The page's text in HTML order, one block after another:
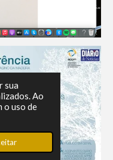
sua
Ao
o uso de